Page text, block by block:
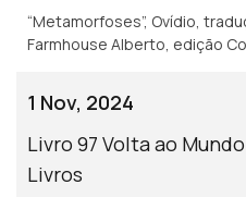
“Metamorfoses”, Ovídio,
Farmhouse Alberto, edição
1 Nov, 2024
Livro 97 Volta ao
Livros